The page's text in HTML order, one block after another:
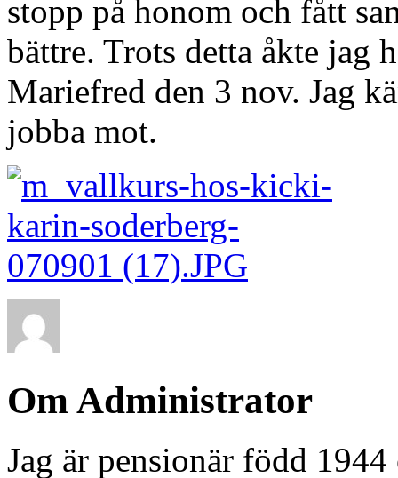
stopp på honom och fått
bättre. Trots detta åkte jag
Mariefred den 3 nov. Jag
jobba mot.
Om Administrator
Jag är pensionär född